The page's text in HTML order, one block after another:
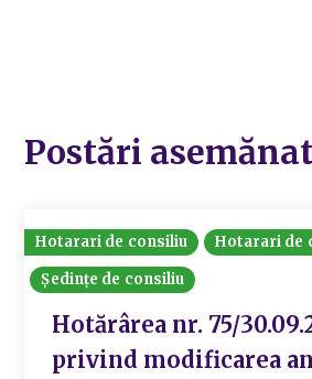
Postări
Hotarari de consiliu
Hotarari de
Ședințe de consiliu
Hotărârea nr. 75/
privind modificarea